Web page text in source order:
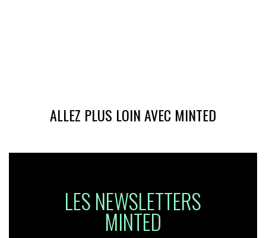
ALLEZ PLUS LOIN AVEC MINTED
LES NEWSLETTERS
MINTED